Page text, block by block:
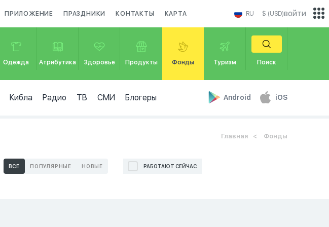
ПРИЛОЖЕНИЕ ПРАЗДНИКИ КОНТАКТЫ КАРТА RU $ (USD)
Одежда Атрибутика Здоровье Продукты Фонды Туризм Поиск
Кибла Радио ТВ СМИ Блогеры Android iOS
войти
Главная Фонды
ВСЕ ПОПУЛЯРНЫЕ НОВЫЕ РАБОТАЮТ СЕЙЧАС